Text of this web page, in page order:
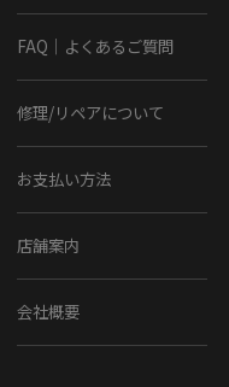
着時についた履きジワ
ケアをしております
絡させていただくこと
。あしからずご了承く
FAQ｜よくあるご質問
修理/リペアについて
お支払い方法
店舗案内
会社概要